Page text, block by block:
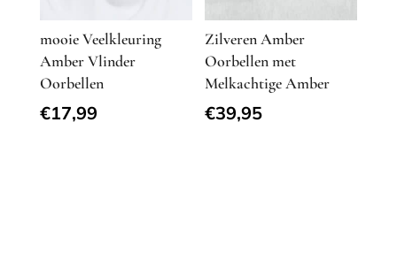
mooie Veelkleuring
Amber Vlinder
Oorbellen
€17,99
Zilveren Amber
Oorbellen met
Melkachtige Amber
€39,95